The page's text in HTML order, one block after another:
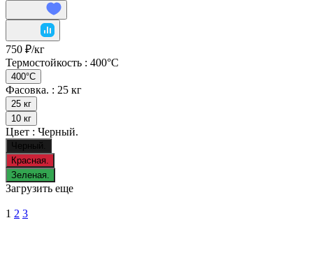
750 ₽/кг
Термостойкость : 400°C
400°C
Фасовка. : 25 кг
25 кг
10 кг
Цвет : Черный.
Черный.
Красная.
Зеленая.
Загрузить еще
1 2 3